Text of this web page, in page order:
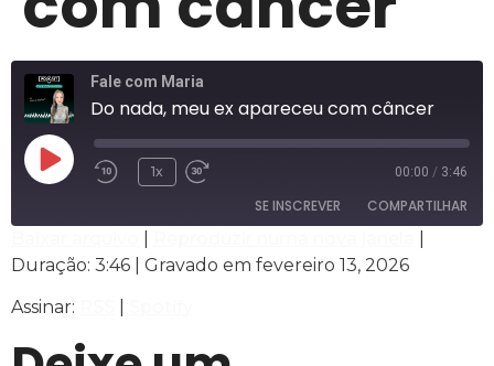
Fale com Maria
Do nada, meu ex apareceu com câncer
1x 00:00 / 3:46
SE INSCREVER COMPARTILHAR
RSS Spotify
FEED RSS
COMPARTILHAR
LINK
Duração: 3:46
Gravado em fevereiro 13, 2026
Assinar: